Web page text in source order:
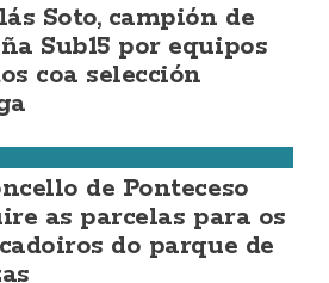
Soto, campión de
Sub15 por equipos
coa selección
de Ponteceso
as parcelas para os
do parque de